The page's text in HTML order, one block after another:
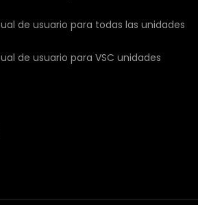
de usuario para todas las unidades
de usuario para VSC unidades